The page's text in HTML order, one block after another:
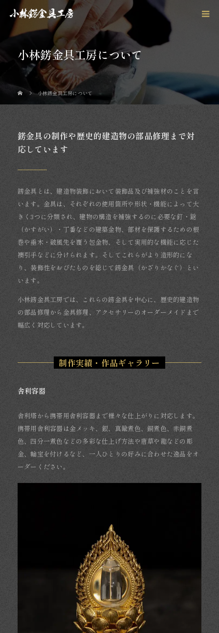
小林錺金具工房について
小林錺金具工房について
錺金具の制作や歴史的建造物の部品修理まで対
応しています
錺金具とは、建造物装飾において装飾品及び補強材のことを言
います。金具は、それぞれの使用箇所や形状・機能によって大
きく3つに分類され、建物の構造を補強するのに必要な釘・鎹
（かすがい）・丁番などの建築金物、部材を保護するための根
巻や垂木・破風先を覆う包金物、そして実用的な機能に応じた
襖引手などに分けられます。そしてこれらがより造形的にな
り、装飾性をおびたものを総じて錺金具（かざりかなぐ）とい
います。
小林錺金具工房では、これらの錺金具を中心に、歴史的建造物
の部品修理から金具修理、アクセサリーのオーダーメイドまで
幅広く対応しています。
制作実績・作品ギャラリー
舎利容器
舎利塔から携帯用舎利容器まで様々な仕上がりに対応します。
携帯用舎利容器は金メッキ、銀、真鍮煮色、銅煮色、赤銅煮
色、四分一煮色などの多彩な仕上げ方法や唐草や龍などの彫
金、輪宝を付けるなど、一人ひとりの好みに合わせた逸品をオ
ーダーください。